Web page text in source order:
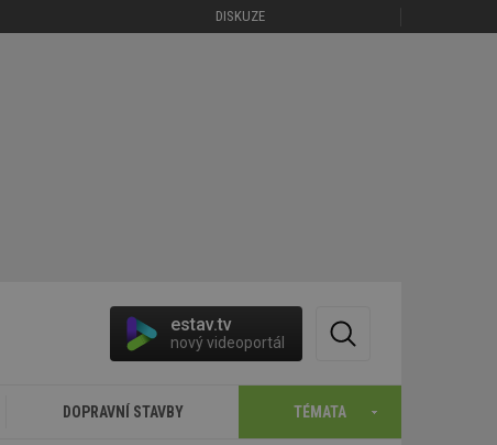
DISKUZE
estav.tv
nový videoportál
DOPRAVNÍ STAVBY TÉMATA